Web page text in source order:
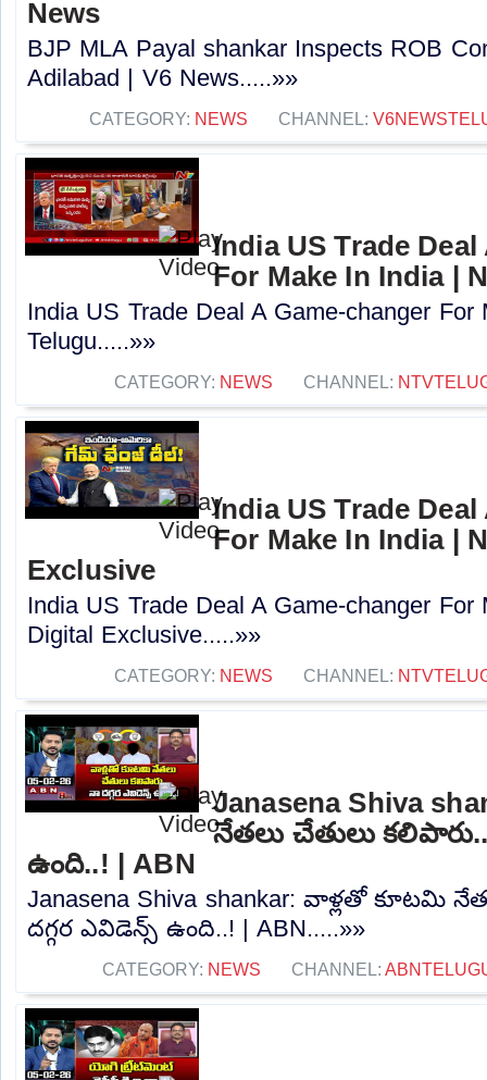
News
BJP MLA Payal shankar Inspects ROB
Adilabad | V6 News.....»»
CATEGORY: NEWS CHANNEL:
India US Trade
For Make In India |
India US Trade Deal A Game-changer
Telugu.....»»
CATEGORY: NEWS CHANNEL:
India US Trade
For Make In India |
Exclusive
India US Trade Deal A Game-changer
Digital Exclusive.....»»
CATEGORY: NEWS CHANNEL:
Janasena Shiva
నేతలు చేతులు
ఉంది..! | ABN
Janasena Shiva shankar: వాళ్లతో కూటమి
దగ్గర ఎవిడెన్స్ ఉంది..! | ABN.....»»
CATEGORY: NEWS CHANNEL: